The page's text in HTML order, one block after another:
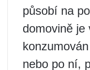
působí na
domovině je
nebo po ní,